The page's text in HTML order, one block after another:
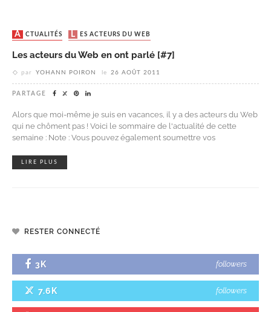
ACTUALITÉS LES ACTEURS DU WEB
Les acteurs du Web en ont parlé [#7]
par YOHANN POIRON le 26 AOÛT 2011
PARTAGE
Alors que moi-même je suis en vacances, il y a des acteurs du Web
qui ne chôment pas ! Voici le sommaire de l'actualité de cette
semaine : Note : Vous pouvez également soumettre vos
LIRE PLUS
RESTER CONNECTÉ
3K followers
7.6K followers